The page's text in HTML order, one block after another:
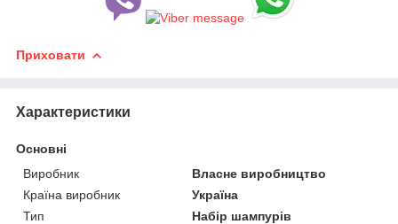
Приховати
Характеристики
Основні
Виробник
Власне виробництво
Країна виробник
Україна
Тип
Набір шампурів